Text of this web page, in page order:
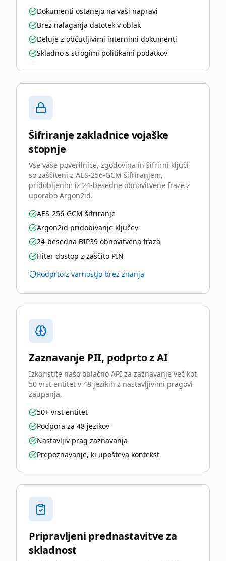
Dokumenti ostanejo na vaši napravi
Brez nalaganja datotek v oblak
Deluje z občutljivimi internimi dokumenti
Skladno s strogimi politikami podatkov
Šifriranje zakladnice vojaške
stopnje
Vse vaše poverilnice, zgodovina in šifrirni ključi
so zaščiteni z AES-256-GCM šifriranjem,
pridobljenim iz 24-besedne obnovitvene fraze z
uporabo Argon2id.
AES-256-GCM šifriranje
Argon2id pridobivanje ključev
24-besedna BIP39 obnovitvena fraza
Hiter dostop z zaščito PIN
Podprto z varnostjo brez znanja
Zaznavanje PII, podprto z AI
Izkoristite našo oblačno API za zaznavanje več kot
50 vrst entitet v 48 jezikih z nastavljivimi pragovi
zaupanja.
50+ vrst entitet
Podpora za 48 jezikov
Nastavljiv prag zaznavanja
Prepoznavanje, ki upošteva kontekst
Pripravljeni prednastavitve za
skladnost